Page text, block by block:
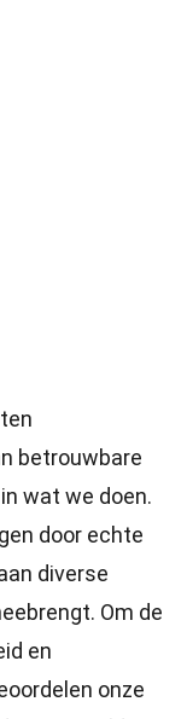
betrouwbare
wat we doen.
door echte
diverse
Om de
en
onze